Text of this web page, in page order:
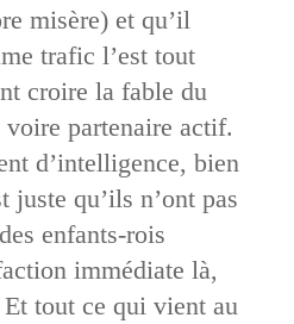
misère) et qu’il
trafic l’est tout
croire la fable du
partenaire actif.
d’intelligence, bien
juste qu’ils n’ont pas
enfants-rois
immédiate là,
tout ce qui vient au